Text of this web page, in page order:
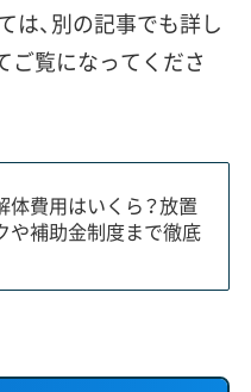
は、別の記事でも詳し
ご覧になってくださ
体費用はいくら？放置
や補助金制度まで徹底